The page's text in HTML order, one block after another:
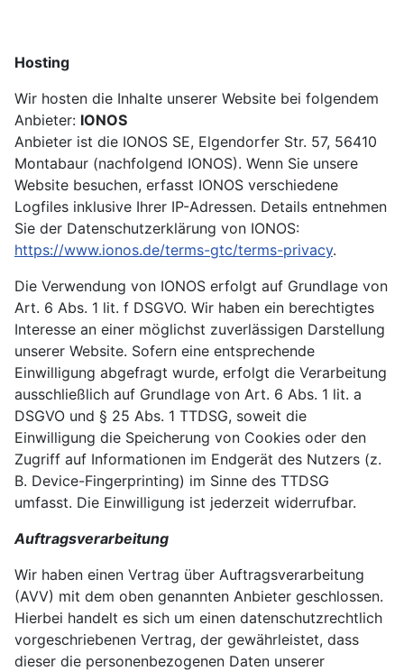
Hosting
Wir hosten die Inhalte unserer Website bei folgendem
Anbieter: IONOS
Anbieter ist die IONOS SE, Elgendorfer Str. 57, 56410
Montabaur (nachfolgend IONOS). Wenn Sie unsere
Website besuchen, erfasst IONOS verschiedene
Logfiles inklusive Ihrer IP-Adressen. Details entnehmen
Sie der Datenschutzerklärung von IONOS:
https://www.ionos.de/terms-gtc/terms-privacy.
Die Verwendung von IONOS erfolgt auf Grundlage von
Art. 6 Abs. 1 lit. f DSGVO. Wir haben ein berechtigtes
Interesse an einer möglichst zuverlässigen Darstellung
unserer Website. Sofern eine entsprechende
Einwilligung abgefragt wurde, erfolgt die Verarbeitung
ausschließlich auf Grundlage von Art. 6 Abs. 1 lit. a
DSGVO und § 25 Abs. 1 TTDSG, soweit die
Einwilligung die Speicherung von Cookies oder den
Zugriff auf Informationen im Endgerät des Nutzers (z.
B. Device-Fingerprinting) im Sinne des TTDSG
umfasst. Die Einwilligung ist jederzeit widerrufbar.
Auftragsverarbeitung
Wir haben einen Vertrag über Auftragsverarbeitung
(AVV) mit dem oben genannten Anbieter geschlossen.
Hierbei handelt es sich um einen datenschutzrechtlich
vorgeschriebenen Vertrag, der gewährleistet, dass
dieser die personenbezogenen Daten unserer